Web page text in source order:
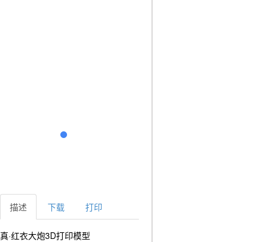
描述 下载 打印
真·红衣大炮3D打印模型